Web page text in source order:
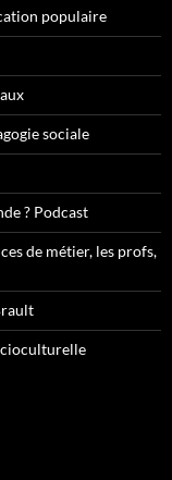
populaire
sociale
? Podcast
de métier, les profs,